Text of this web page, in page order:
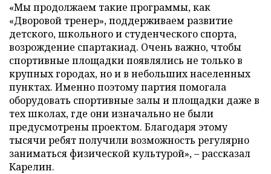
«Мы продолжаем такие программы, как
«Дворовой тренер», поддерживаем развитие
детского, школьного и студенческого спорта,
возрождение спартакиад. Очень важно, чтобы
спортивные площадки появлялись не только в
крупных городах, но и в небольших населенных
пунктах. Именно поэтому партия помогала
оборудовать спортивные залы и площадки даже в
тех школах, где они изначально не были
предусмотрены проектом. Благодаря этому
тысячи ребят получили возможность регулярно
заниматься физической культурой», – рассказал
Карелин.